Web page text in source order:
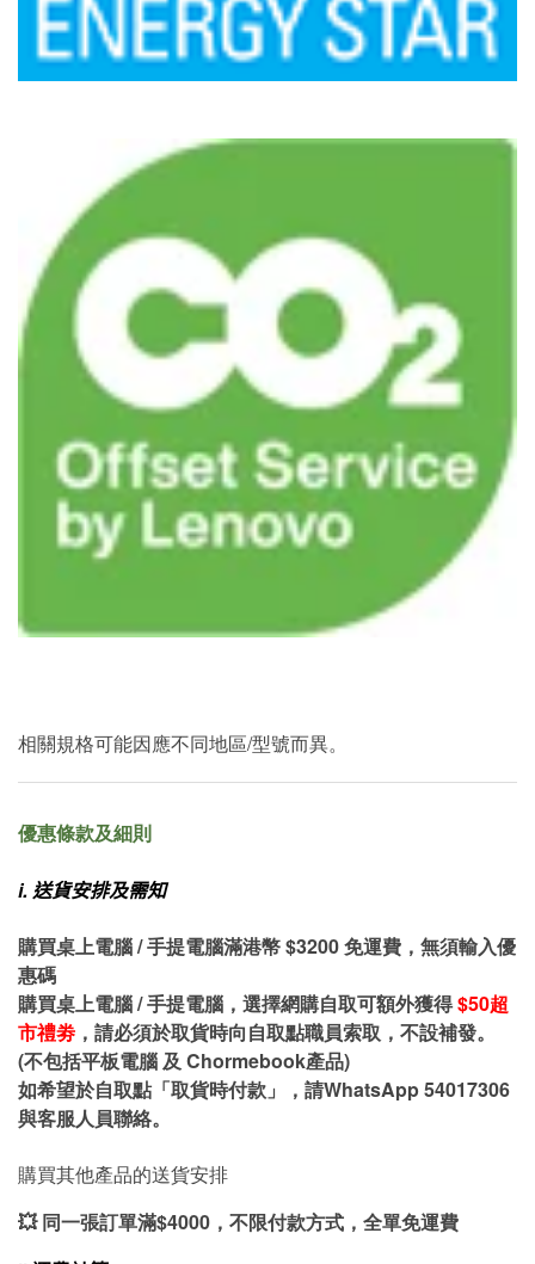
相關規格可能因應不同地區/型號而異。
優惠條款及細則
i.送貨安排及需知
購買桌上電腦 / 手提電腦滿港幣 $3200 免運費，無須輸入優
惠碼
購買桌上電腦 / 手提電腦，選擇網購自取可額外獲得$50超
市禮劵 ，請必須於取貨時向自取點職員索取，不設補發。
(不包括平板電腦 及 Chormebook產品)
如希望於自取點「取貨時付款」，請WhatsApp 54017306
與客服人員聯絡。
購買其他產品的送貨安排
💥 同一張訂單滿$4000，不限付款方式，全單免運費